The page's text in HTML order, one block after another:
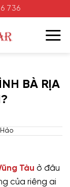
736
BÀ RỊA
Tàu ở đâu
của riêng ai